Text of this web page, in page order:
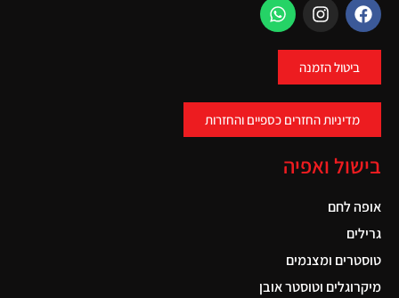
ביטול הזמנה
מדיניות החזרים כספיים והחזרות
בישול ואפיה
אופה לחם
גרילים
טוסטרים ומצנמים
מיקרוגלים וטוסטר אובן